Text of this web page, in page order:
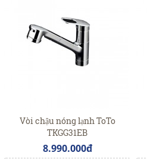
Vòi chậu nóng lạnh ToTo
TKGG31EB
8.990.000đ